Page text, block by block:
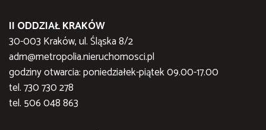
II ODDZIAŁ KRAKÓW
30-003 Kraków, ul. Śląska 8/2
adm@metropolia.nieruchomosci.pl
godziny otwarcia: poniedziałek-piątek 09.00-17.00
tel. 730 730 278
tel. 506 048 863